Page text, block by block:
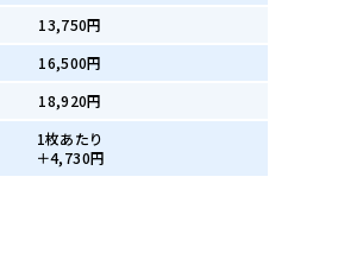
13,750円
16,500円
18,920円
1枚あたり
＋4,730円